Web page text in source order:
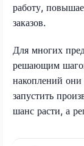
работу,
заказов.
Для многих
решающим
накоплений они
запустить
шанс расти, а